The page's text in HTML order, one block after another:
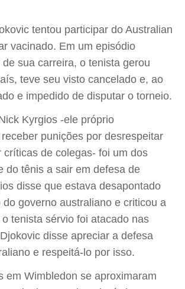
tentou participar do Australian
vacinado. Em um episódio
sua carreira, o tenista gerou
teve seu visto cancelado e, ao
e impedido de disputar o torneio.
Kyrgios -ele próprio
punições por desrespeitar
críticas de colegas- foi um dos
do tênis a sair em defesa de
disse que estava desapontado
governo australiano e criticou a
tenista sérvio foi atacado nas
disse apreciar a defesa
e respeitá-lo por isso.
em Wimbledon se aproximaram